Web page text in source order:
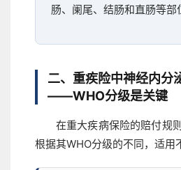
肠、阑尾、结肠和直肠等部
二、重疾险中神经内分
——WHO分级是关键
在重大疾病保险的赔付规
根据其WHO分级的不同，适用